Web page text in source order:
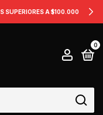
SUPERIORES A $100.000
0